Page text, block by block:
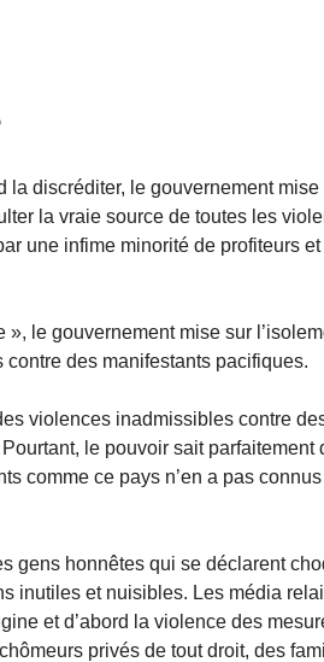
la discréditer, le gouvernement mise
la vraie source de toutes les
une infime minorité de profiteurs et
le gouvernement mise sur
des manifestants pacifiques.
violences inadmissibles contre
le pouvoir sait parfaitement
comme ce pays n’en a pas
gens honnêtes qui se déclarent
inutiles et nuisibles. Les média
et d’abord la violence des
privés de tout droit, des